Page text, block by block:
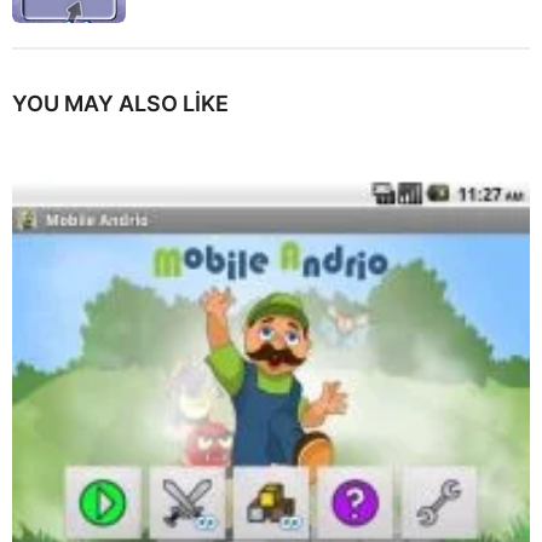
YOU MAY ALSO LIKE